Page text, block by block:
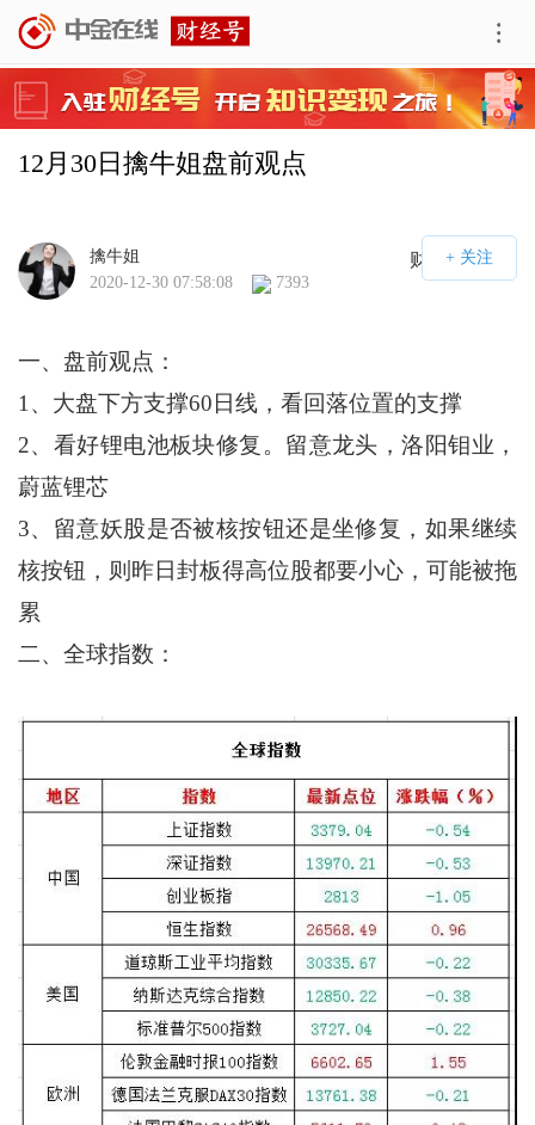
12月30日擒牛姐盘前观点
财经号APP
擒牛姐
2020-12-30 07:58:08
7393
一、盘前观点：
1、大盘下方支撑60日线，看回落位置的支撑
2、看好锂电池板块修复。留意龙头，洛阳钼业，
蔚蓝锂芯
3、留意妖股是否被核按钮还是坐修复，如果继续
核按钮，则昨日封板得高位股都要小心，可能被拖
累
二、全球指数：